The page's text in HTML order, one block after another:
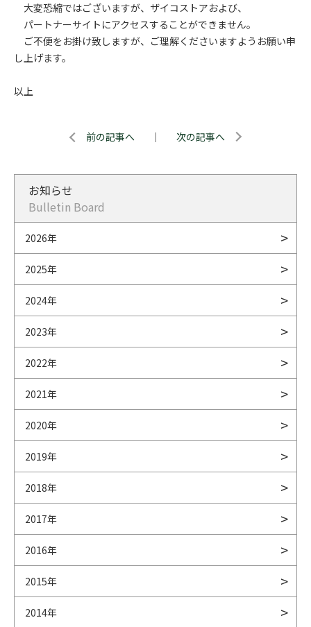
大変恐縮ではございますが、ザイコストアおよび、
パートナーサイトにアクセスすることができません。
ご不便をお掛け致しますが、ご理解くださいますようお願い申
し上げます。
以上
前の記事へ ｜ 次の記事へ
お知らせ
Bulletin Board
2026年
2025年
2024年
2023年
2022年
2021年
2020年
2019年
2018年
2017年
2016年
2015年
2014年